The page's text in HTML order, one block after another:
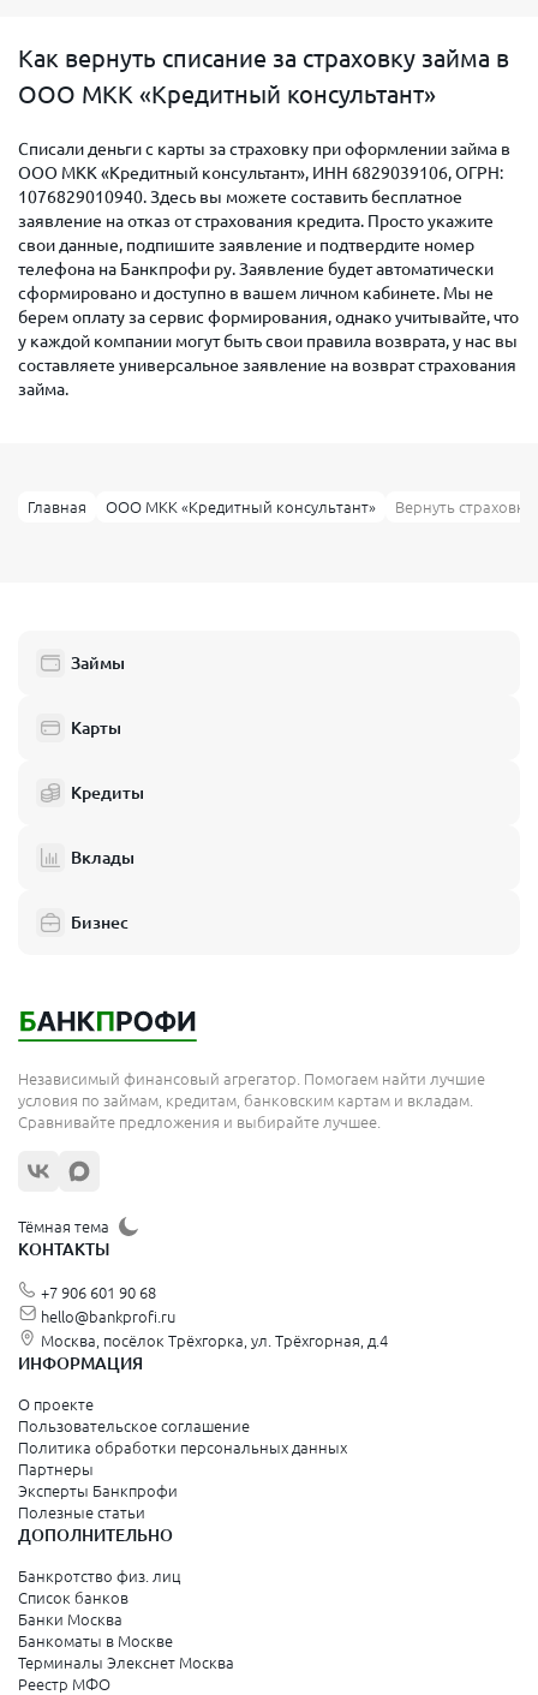
Как вернуть списание за страховку займа в
ООО МКК «Кредитный консультант»
Списали деньги с карты за страховку при оформлении займа в
ООО МКК «Кредитный консультант», ИНН 6829039106, ОГРН:
1076829010940. Здесь вы можете составить бесплатное
заявление на отказ от страхования кредита. Просто укажите
свои данные, подпишите заявление и подтвердите номер
телефона на Банкпрофи ру. Заявление будет автоматически
сформировано и доступно в вашем личном кабинете. Мы не
берем оплату за сервис формирования, однако учитывайте, что
у каждой компании могут быть свои правила возврата, у нас вы
составляете универсальное заявление на возврат страхования
займа.
Главная ООО МКК «Кредитный консультант» Вернуть
Займы
Карты
Кредиты
Вклады
Бизнес
Независимый финансовый агрегатор. Помогаем найти лучшие
условия по займам, кредитам, банковским картам и вкладам.
Сравнивайте предложения и выбирайте лучшее.
Тёмная тема
КОНТАКТЫ
+7 906 601 90 68
hello@bankprofi.ru
Москва, посёлок Трёхгорка, ул. Трёхгорная, д.4
ИНФОРМАЦИЯ
О проекте
Пользовательское соглашение
Политика обработки персональных данных
Партнеры
Эксперты Банкпрофи
Полезные статьи
ДОПОЛНИТЕЛЬНО
Банкротство физ. лиц
Список банков
Банки Москва
Банкоматы в Москве
Терминалы Элекснет Москва
Реестр МФО